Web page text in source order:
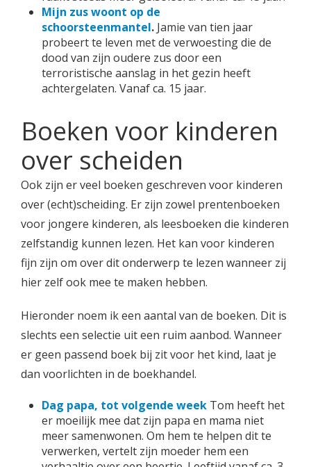
Mijn zus woont op de
schoorsteenmantel. Jamie van tien jaar
probeert te leven met de verwoesting die de
dood van zijn oudere zus door een
terroristische aanslag in het gezin heeft
achtergelaten. Vanaf ca. 15 jaar.
Boeken voor kinderen
over scheiden
Ook zijn er veel boeken geschreven voor kinderen
over (echt)scheiding. Er zijn zowel prentenboeken
voor jongere kinderen, als leesboeken die kinderen
zelfstandig kunnen lezen. Het kan voor kinderen
fijn zijn om over dit onderwerp te lezen wanneer zij
hier zelf ook mee te maken hebben.
Hieronder noem ik een aantal van de boeken. Dit is
slechts een selectie uit een ruim aanbod. Wanneer
er geen passend boek bij zit voor het kind, laat je
dan voorlichten in de boekhandel.
Dag papa, tot volgende week Tom heeft het
er moeilijk mee dat zijn papa en mama niet
meer samenwonen. Om hem te helpen dit te
verwerken, vertelt zijn moeder hem een